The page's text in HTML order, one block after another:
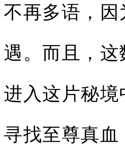
不再多语，
遇。而且，
进入这片秘
寻找至尊真